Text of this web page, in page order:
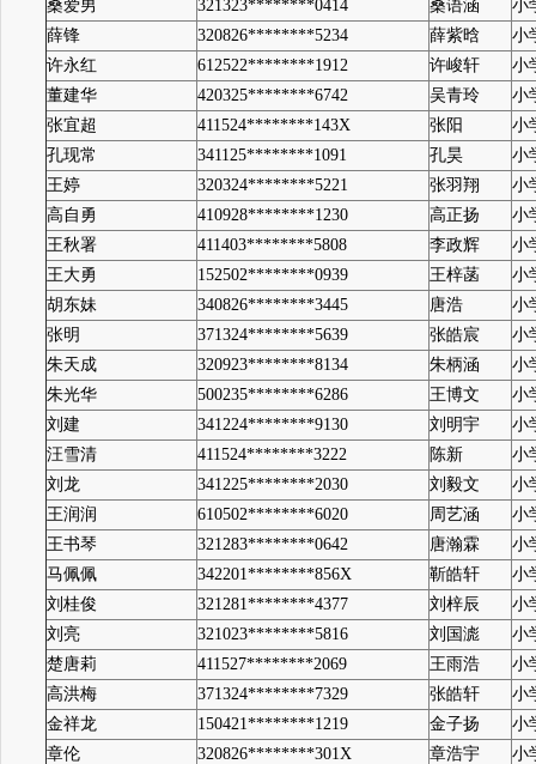
桑爱男 321323********0414 桑语涵
小
薛锋
320826********5234 薛紫晗
小
许永红
612522********1912 许峻轩
小
董建华
420325********6742 吴青玲
小
张宜超
411524********143X 张阳
小
孔现常
341125********1091 孔昊
小
王婷
320324********5221 张羽翔
小
高自勇
410928********1230 高正扬
小
王秋署
411403********5808 李政辉
小
王大勇
152502********0939 王梓菡
小
胡东妹
340826********3445 唐浩
小
张明
371324********5639 张皓宸
小
朱天成
320923********8134 朱柄涵
小
朱光华
500235********6286 王博文
小
刘建
341224********9130 刘明宇
小
汪雪清
411524********3222 陈新
小
刘龙
341225********2030 刘毅文
小
王润润
610502********6020 周艺涵
小
王书琴
321283********0642 唐瀚霖
小
马佩佩
342201********856X 靳皓轩
小
刘桂俊
321281********4377 刘梓辰
小
刘亮
321023********5816 刘国滮
小
楚唐莉
411527********2069 王雨浩
小
高洪梅
371324********7329 张皓轩
小
金祥龙
150421********1219 金子扬
小
章伦
320826********301X 章浩宇
小